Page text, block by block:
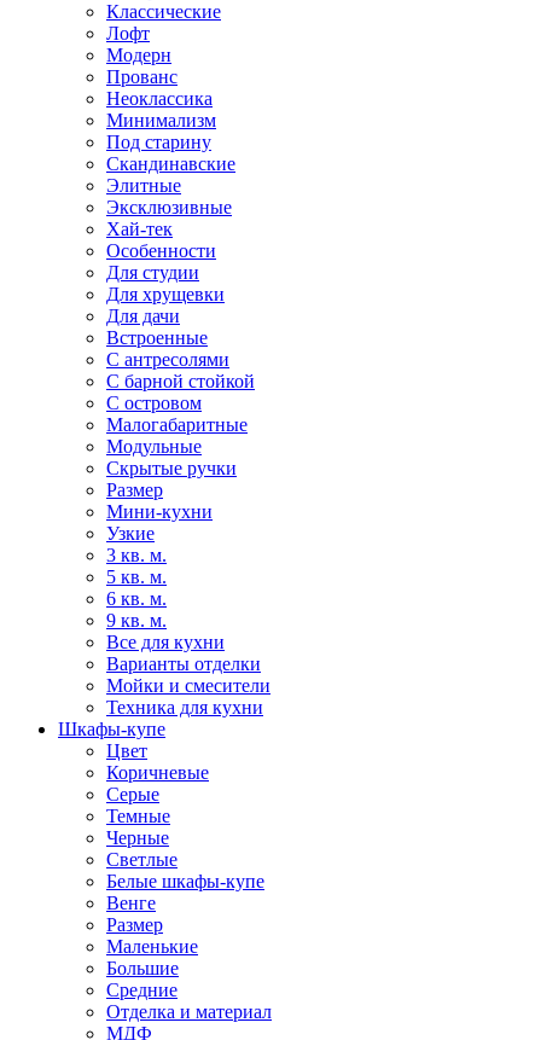
Классические
Лофт
Модерн
Прованс
Неоклассика
Минимализм
Под старину
Скандинавские
Элитные
Эксклюзивные
Хай-тек
Особенности
Для студии
Для хрущевки
Для дачи
Встроенные
С антресолями
С барной стойкой
С островом
Малогабаритные
Модульные
Скрытые ручки
Размер
Мини-кухни
Узкие
3 кв. м.
5 кв. м.
6 кв. м.
9 кв. м.
Все для кухни
Варианты отделки
Мойки и смесители
Техника для кухни
Шкафы-купе
Цвет
Коричневые
Серые
Темные
Черные
Светлые
Белые шкафы-купе
Венге
Размер
Маленькие
Большие
Средние
Отделка и материал
МДФ